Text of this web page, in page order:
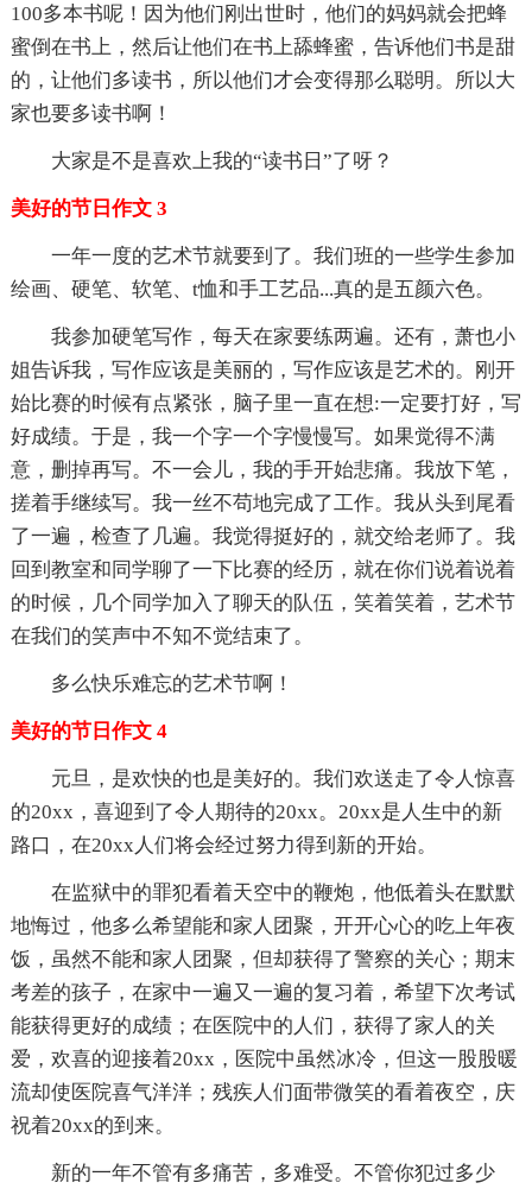
100多本书呢！因为他们刚出世时，他们的妈妈就会把蜂
蜜倒在书上，然后让他们在书上舔蜂蜜，告诉他们书是甜
的，让他们多读书，所以他们才会变得那么聪明。所以大
家也要多读书啊！
大家是不是喜欢上我的“读书日”了呀？
美好的节日作文 3
一年一度的艺术节就要到了。我们班的一些学生参加
绘画、硬笔、软笔、t恤和手工艺品...真的是五颜六色。
我参加硬笔写作，每天在家要练两遍。还有，萧也小
姐告诉我，写作应该是美丽的，写作应该是艺术的。刚开
始比赛的时候有点紧张，脑子里一直在想:一定要打好，写
好成绩。于是，我一个字一个字慢慢写。如果觉得不满
意，删掉再写。不一会儿，我的手开始悲痛。我放下笔，
搓着手继续写。我一丝不苟地完成了工作。我从头到尾看
了一遍，检查了几遍。我觉得挺好的，就交给老师了。我
回到教室和同学聊了一下比赛的经历，就在你们说着说着
的时候，几个同学加入了聊天的队伍，笑着笑着，艺术节
在我们的笑声中不知不觉结束了。
多么快乐难忘的艺术节啊！
美好的节日作文 4
元旦，是欢快的也是美好的。我们欢送走了令人惊喜
的20xx，喜迎到了令人期待的20xx。20xx是人生中的新
路口，在20xx人们将会经过努力得到新的开始。
在监狱中的罪犯看着天空中的鞭炮，他低着头在默默
地悔过，他多么希望能和家人团聚，开开心心的吃上年夜
饭，虽然不能和家人团聚，但却获得了警察的关心；期末
考差的孩子，在家中一遍又一遍的复习着，希望下次考试
能获得更好的成绩；在医院中的人们，获得了家人的关
爱，欢喜的迎接着20xx，医院中虽然冰冷，但这一股股暖
流却使医院喜气洋洋；残疾人们面带微笑的看着夜空，庆
祝着20xx的到来。
新的一年不管有多痛苦，多难受。不管你犯过多少